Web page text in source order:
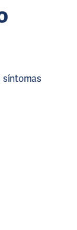
síntomas